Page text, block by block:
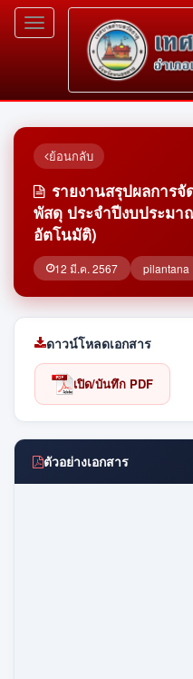
Toggle
navigation
ย้อนกลับ
รายงานสรุปผลการ
พัสดุ ประจำปีงบประม
อัตโนมัติ)
12 มี.ค. 2567 pilantana
ดาวน์โหลดเอกสาร
เปิด/บันทึก PDF
ตัวอย่างเอกสาร